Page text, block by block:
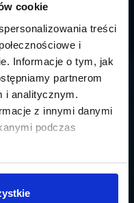
cookie
treści
i
Informacje o tym, jak
partnerom
i analitycznym.
z innymi danymi
podczas